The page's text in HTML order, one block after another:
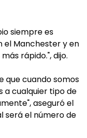
siempre es
el Manchester y en
rápido.", dijo.
que cuando somos
a cualquier tipo de
aseguró el
será el número de